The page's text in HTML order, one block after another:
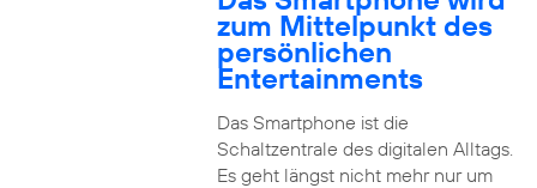
zum Mittelpunkt des
persönlichen
Entertainments
Das Smartphone ist die
Schaltzentrale des digitalen Alltags.
Es geht längst nicht mehr nur um